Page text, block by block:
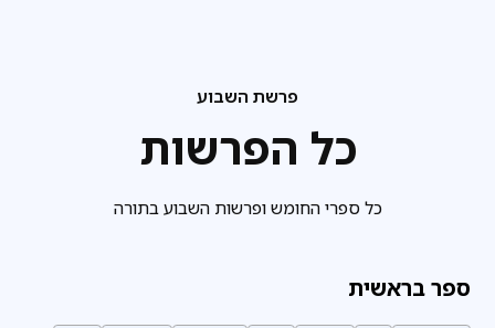
פרשת השבוע
כל הפרשות
כל ספרי החומש ופרשות השבוע בתורה
ספר בראשית